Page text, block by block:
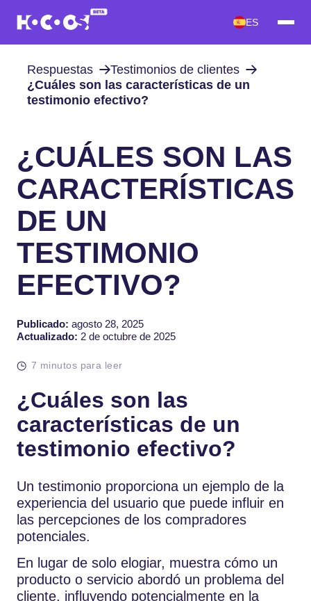
ES
Respuestas
Testimonios de clientes
¿Cuáles son las características de un
testimonio efectivo?
¿CUÁLES SON LAS
CARACTERÍSTICAS
DE UN
TESTIMONIO
EFECTIVO?
Publicado: agosto 28, 2025
Actualizado: 2 de octubre de 2025
7 minutos para leer
¿Cuáles son las
características de un
testimonio efectivo?
Un testimonio proporciona un ejemplo de la
experiencia del usuario que puede influir en
las percepciones de los compradores
potenciales.
En lugar de solo elogiar, muestra cómo un
producto o servicio abordó un problema del
cliente, influyendo potencialmente en la